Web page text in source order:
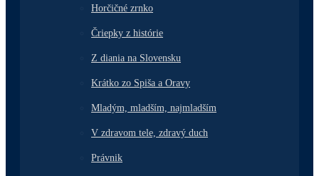
Horčičné zrnko
Čriepky z histórie
Z diania na Slovensku
Krátko zo Spiša a Oravy
Mladým, mladším, najmladším
V zdravom tele, zdravý duch
Právnik